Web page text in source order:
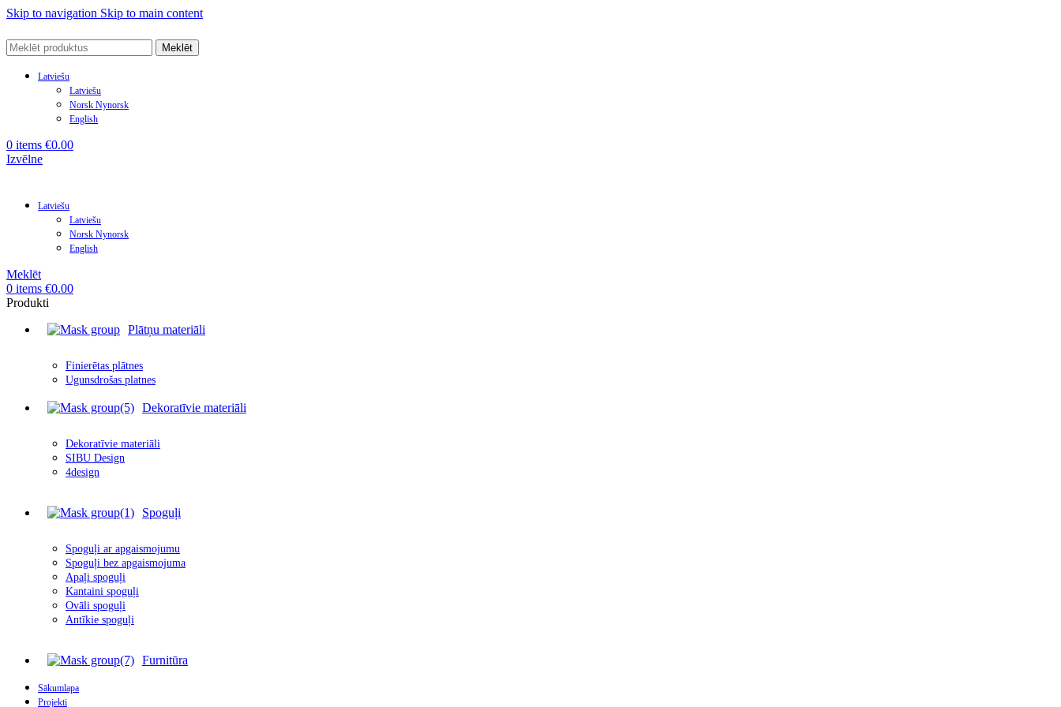
Skip to navigation Skip to main content
Meklēt
Latviešu
Latviešu
Norsk Nynorsk
English
0 items €0.00
Izvēlne
Latviešu
Latviešu
Norsk Nynorsk
English
Meklēt
0 items €0.00
Produkti
Plātņu materiāli
Finierētas plātnes
Ugunsdrošas platnes
Dekoratīvie materiāli
Dekoratīvie materiāli
SIBU Design
4design
Spoguļi
Spoguļi ar apgaismojumu
Spoguļi bez apgaismojuma
Apaļi spoguļi
Kantaini spoguļi
Ovāli spoguļi
Antīkie spoguļi
Furnitūra
Sākumlapa
Projekti